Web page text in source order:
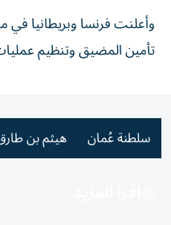
وأعلنت فرنسا وبريطانيا
تأمين المضيق وتنظيم
سلطنة عُمان هيثم بن